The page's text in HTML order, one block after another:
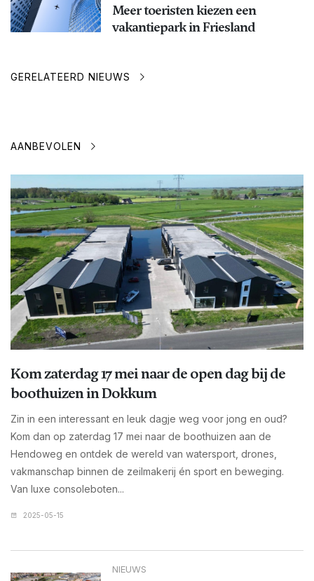
Meer toeristen kiezen een
vakantiepark in Friesland
GERELATEERD NIEUWS
AANBEVOLEN
Kom zaterdag 17 mei naar de open dag bij de
boothuizen in Dokkum
Zin in een interessant en leuk dagje weg voor jong en oud?
Kom dan op zaterdag 17 mei naar de boothuizen aan de
Hendoweg en ontdek de wereld van watersport, drones,
vakmanschap binnen de zeilmakerij én sport en beweging.
Van luxe consoleboten...
2025-05-15
NIEUWS